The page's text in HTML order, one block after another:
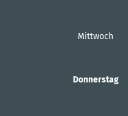
Mittwoch
Donnerstag